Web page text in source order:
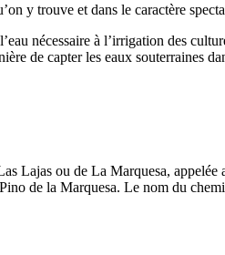
y trouve et dans le caractère
nécessaire à l’irrigation des
de capter les eaux souterraines
Lajas ou de La Marquesa, appelée
Pino de la Marquesa. Le nom du